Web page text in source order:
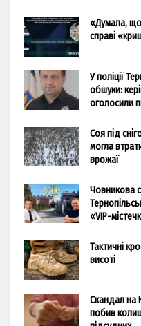
«Думала,
справі
У поліції
обшуки:
оголосили
Соя під
могла
врожаї
Човникова
«VIP-
Тактичні
висоті
Скандал на
побив